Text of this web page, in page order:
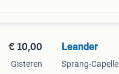
€ 10,00
Gisteren
Leander
Sprang-Capelle